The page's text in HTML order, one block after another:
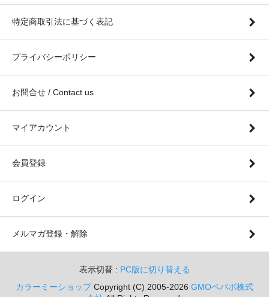
特定商取引法に基づく表記
プライバシーポリシー
お問合せ / Contact us
マイアカウント
会員登録
ログイン
メルマガ登録・解除
表示切替 : PC版に切り替える
カラーミーショップCopyright (C) 2005-2026 GMOペパボ株式